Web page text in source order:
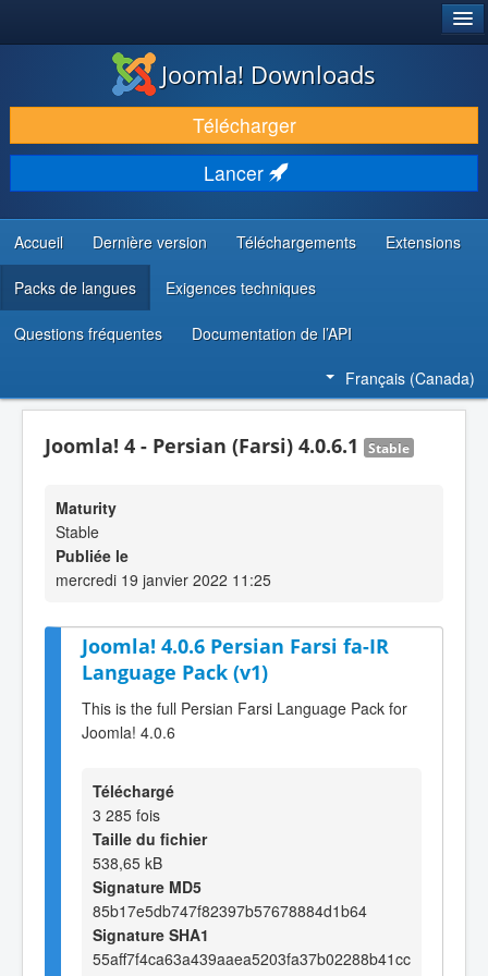
TÉLÉCHARGER & ENRICHIR
DÉCOUVRIR & APPRENDRE
COMMUNAUTÉ & SUPPORT
RESSOURCES DÉVELOPPEURS
Joomla! Downloads
Télécharger
Lancer
Accueil Dernière version Téléchargements Extensions
Packs de langues Exigences techniques
Questions fréquentes Documentation de l’API
Français (Canada)
Joomla! 4 - Persian (Farsi) 4.0.6.1 Stable
Maturity
Stable
Publiée le
mercredi 19 janvier 2022 11:25
Joomla! 4.0.6 Persian Farsi fa-IR
Language Pack (v1)
This is the full Persian Farsi Language Pack for
Joomla! 4.0.6
Téléchargé
3 285 fois
Taille du fichier
538,65 kB
Signature MD5
85b17e5db747f82397b57678884d1b64
Signature SHA1
55aff7f4ca63a439aaea5203fa37b02288b41cc